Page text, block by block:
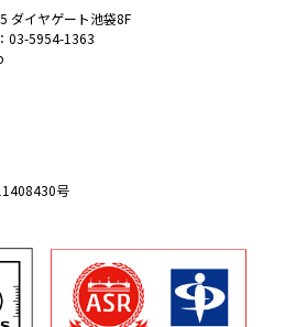
ダイヤゲート池袋8F
03-5954-1363
号